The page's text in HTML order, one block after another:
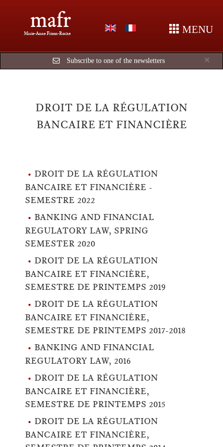
mafr
Marie-Anne Frison-Roche MENU
×
Subscribe to one of the newsletters
DROIT DE LA RÉGULATION
BANCAIRE ET FINANCIÈRE
DROIT DE LA RÉGULATION
BANCAIRE ET FINANCIÈRE -
SEMESTRE 2022
BANKING AND FINANCIAL
REGULATORY LAW, SPRING
SEMESTER 2020
DROIT DE LA RÉGULATION
BANCAIRE ET FINANCIÈRE,
SEMESTRE DE PRINTEMPS 2019
DROIT DE LA RÉGULATION
BANCAIRE ET FINANCIÈRE,
SEMESTRE DE PRINTEMPS 2017-2018
BANKING AND FINANCIAL
REGULATORY LAW, 2016
DROIT DE LA RÉGULATION
BANCAIRE ET FINANCIÈRE,
SEMESTRE DE PRINTEMPS 2015
DROIT DE LA RÉGULATION
BANCAIRE ET FINANCIÈRE,